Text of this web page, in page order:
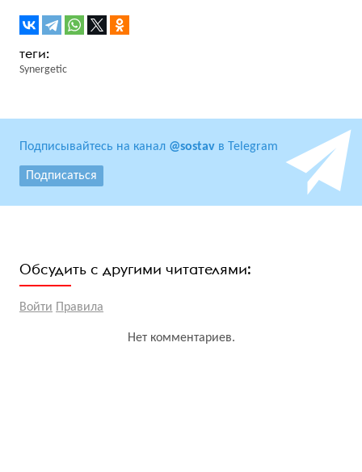
Synergetic
Подписывайтесь на канал @sostav в Telegram
Подписаться
Обсудить с другими читателями:
Войти Правила
Нет комментариев.